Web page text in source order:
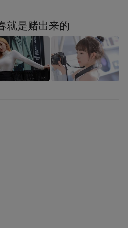
就是赌出来的